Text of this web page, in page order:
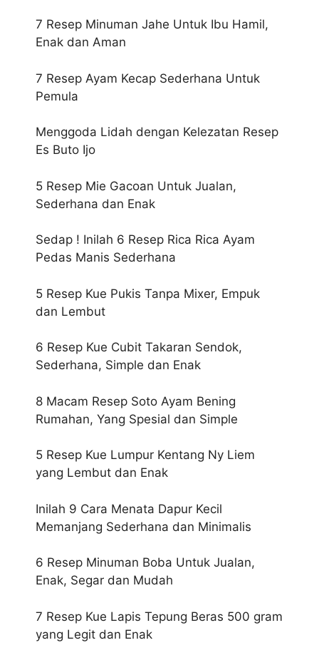
7 Resep Minuman Jahe Untuk Ibu Hamil,
Enak dan Aman
7 Resep Ayam Kecap Sederhana Untuk
Pemula
Menggoda Lidah dengan Kelezatan Resep
Es Buto Ijo
5 Resep Mie Gacoan Untuk Jualan,
Sederhana dan Enak
Sedap ! Inilah 6 Resep Rica Rica Ayam
Pedas Manis Sederhana
5 Resep Kue Pukis Tanpa Mixer, Empuk
dan Lembut
6 Resep Kue Cubit Takaran Sendok,
Sederhana, Simple dan Enak
8 Macam Resep Soto Ayam Bening
Rumahan, Yang Spesial dan Simple
5 Resep Kue Lumpur Kentang Ny Liem
yang Lembut dan Enak
Inilah 9 Cara Menata Dapur Kecil
Memanjang Sederhana dan Minimalis
6 Resep Minuman Boba Untuk Jualan,
Enak, Segar dan Mudah
7 Resep Kue Lapis Tepung Beras 500 gram
yang Legit dan Enak